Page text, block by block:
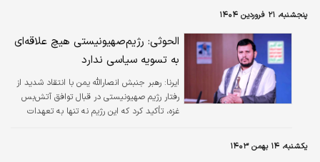
پنجشنبه، ۲۱ فروردین ۱۴۰۴
الحوثی: رژیم‌صهیونیستی هیچ علاقه‌ای
به تسویه سیاسی ندارد
ایرنا: رهبر جنبش انصارالله یمن با انتقاد شدید از
رفتار رژیم صهیونیستی در قبال توافق آتش‌بس
غزه، تأکید کرد که این رژیم نه تنها به تعهدات
یکشنبه، ۱۴ بهمن ۱۴۰۳